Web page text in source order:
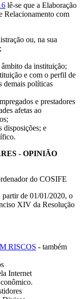
lê-se que a Elaboração
Relacionamento com
ou, na sua
da instituição;
e com o perfil de
demais políticas
e prestadores
afetas ao
disposições; e
- OPINIÃO
do COSIFE
partir de 01/01/2020, o
XIV da Resolução
RISCOS - também
Internet